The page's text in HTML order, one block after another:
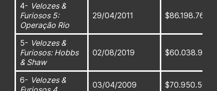
4- Velozes &
Furiosos 5:
Operação Rio
29/04/2011 $86.198.765
5- Velozes &
Furiosos: Hobbs
& Shaw
02/08/2019 $60.038.950
6- Velozes &
03/04/2009 $70.950.500